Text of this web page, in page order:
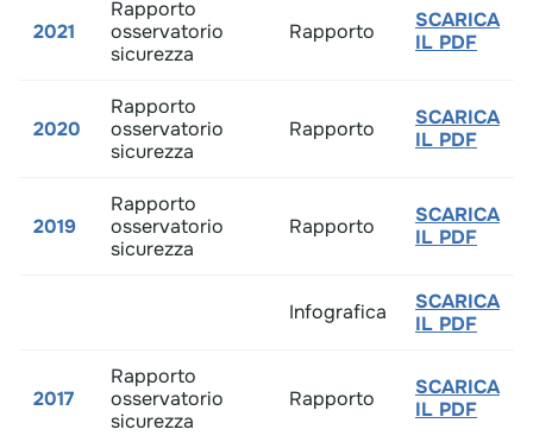
2021
Rapporto
osservatorio
sicurezza
Rapporto​
SCARICA
IL PDF
2020
Rapporto
osservatorio
sicurezza
Rapporto​
SCARICA
IL PDF
2019
Rapporto
osservatorio
sicurezza
Rapporto​
SCARICA
IL PDF
Infografica​
SCARICA
IL PDF
2017
Rapporto
osservatorio
sicurezza
Rapporto​
SCARICA
IL PDF